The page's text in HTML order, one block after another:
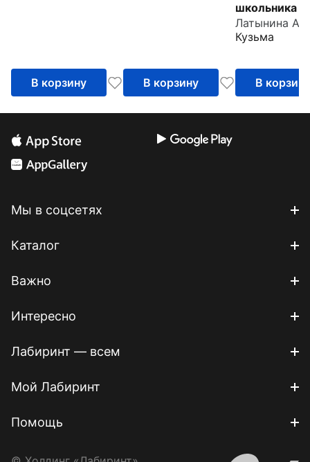
В корзину В корзину
школьника
Латынина А.
Кузьма
В корзину
Мы в соцсетях
Каталог
Важно
Интересно
Лабиринт — всем
Мой Лабиринт
Помощь